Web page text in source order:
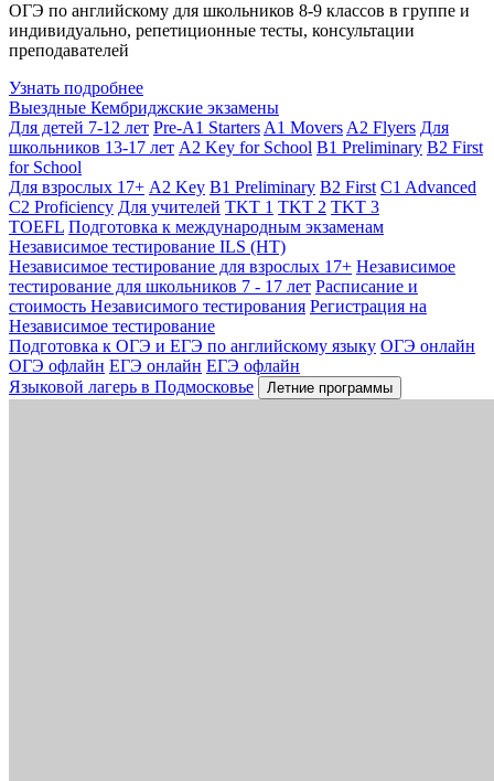
ОГЭ по английскому для школьников 8-9 классов в группе и
индивидуально, репетиционные тесты, консультации
преподавателей
Узнать подробнее
Выездные Кембриджские экзамены
Для детей 7-12 лет Pre-A1 Starters A1 Movers A2 Flyers Для
школьников 13-17 лет A2 Key for School B1 Preliminary B2 First
for School
Для взрослых 17+ A2 Key B1 Preliminary B2 First C1 Advanced
C2 Proficiency Для учителей TKT 1 TKT 2 TKT 3
TOEFL Подготовка к международным экзаменам
Независимое тестирование ILS (НТ)
Независимое тестирование для взрослых 17+ Независимое
тестирование для школьников 7 - 17 лет Расписание и
стоимость Независимого тестирования Регистрация на
Независимое тестирование
Подготовка к ОГЭ и ЕГЭ по английскому языку ОГЭ онлайн
ОГЭ офлайн ЕГЭ онлайн ЕГЭ офлайн
Языковой лагерь в Подмосковье
Летние программы